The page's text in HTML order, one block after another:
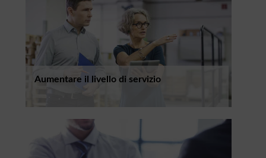
Aumentare il livello di servizio